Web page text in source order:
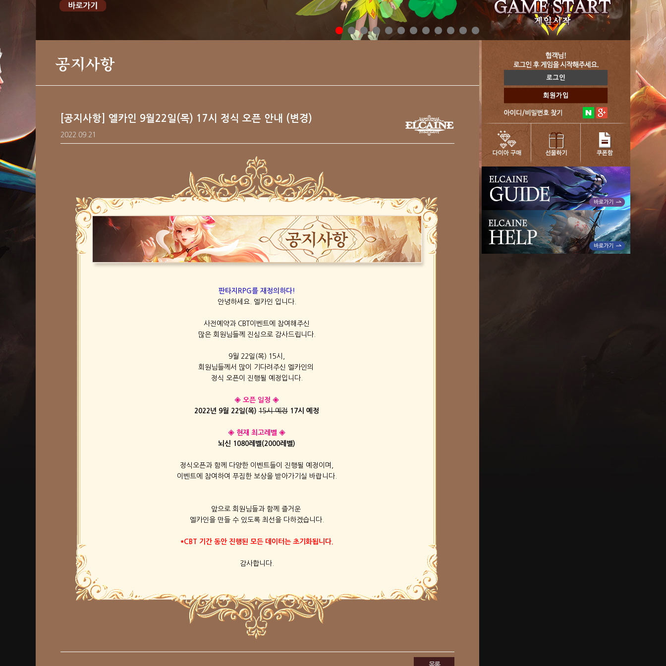
공지사항
[공지사항] 엘카인 9월22일(목) 17시 정식 오픈 안내 (변경)
2022.09.21
판타지RPG를 재정의하다!
안녕하세요. 엘카인 입니다.
사전예약과 CBT이벤트에 참여해주신
많은 회원님들께 진심으로 감사드립니다.
9월 22일(목) 15시,
회원님들께서 많이 기다려주신 엘카인의
정식 오픈이 진행될 예정입니다.
◈ 오픈 일정 ◈
2022년 9월 22일(목) 15시 예정 17시 예정
◈ 현재 최고레벨 ◈
뇌신 1080레벨(2000레벨)
정식오픈과 함께 다양한 이벤트들이 진행될 예정이며,
이벤트에 참여하여 푸짐한 보상을 받아가기실 바랍니다.
앞으로 회원님들과 함께 즐거운
엘카인을 만들 수 있도록 최선을 다하겠습니다.
*CBT 기간 동안 진행된 모든 데이터는 초기화됩니다.
감사합니다.
목록